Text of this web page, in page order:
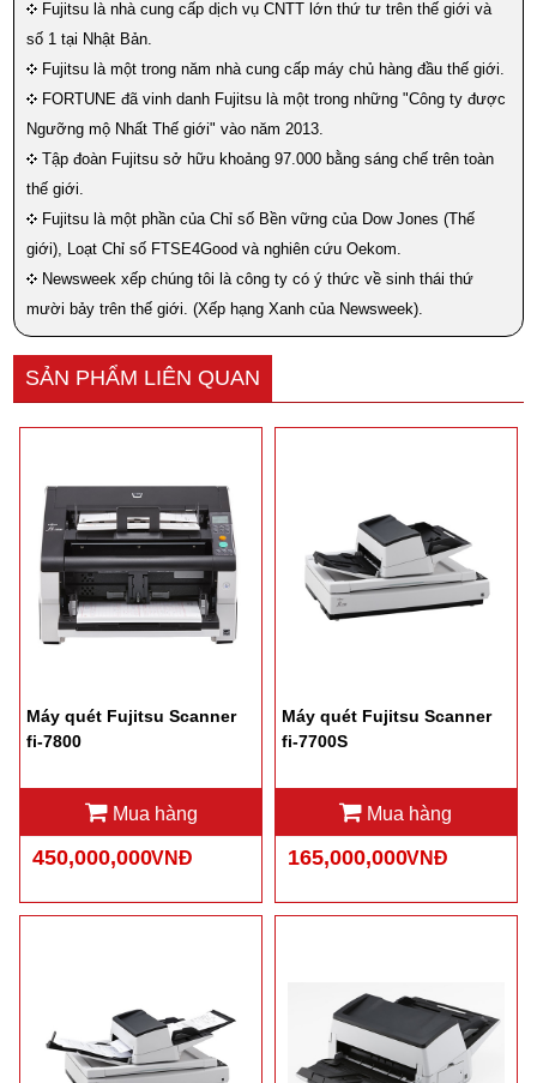
Fujitsu là nhà cung cấp dịch vụ CNTT lớn thứ tư trên thế giới và
số 1 tại Nhật Bản.
Fujitsu là một trong năm nhà cung cấp máy chủ hàng đầu thế giới.
FORTUNE đã vinh danh Fujitsu là một trong những "Công ty được
Ngưỡng mộ Nhất Thế giới" vào năm 2013.
Tập đoàn Fujitsu sở hữu khoảng 97.000 bằng sáng chế trên toàn
thế giới.
Fujitsu là một phần của Chỉ số Bền vững của Dow Jones (Thế
giới), Loạt Chỉ số FTSE4Good và nghiên cứu Oekom.
Newsweek xếp chúng tôi là công ty có ý thức về sinh thái thứ
mười bảy trên thế giới. (Xếp hạng Xanh của Newsweek).
SẢN PHẨM LIÊN QUAN
Máy quét Fujitsu Scanner
fi-7800
Mua hàng
450,000,000VNĐ
Máy quét Fujitsu Scanner
fi-7700S
Mua hàng
165,000,000VNĐ